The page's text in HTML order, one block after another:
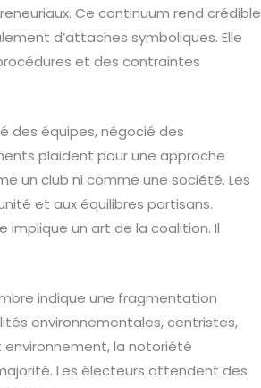
Ce continuum rend crédible
d’attaches symboliques. Elle
et des contraintes
des équipes, négocié des
plaident pour une approche
un club ni comme une société. Les
et aux équilibres partisans.
implique un art de la coalition. Il
indique une fragmentation
environnementales, centristes,
environnement, la notoriété
Les électeurs attendent des